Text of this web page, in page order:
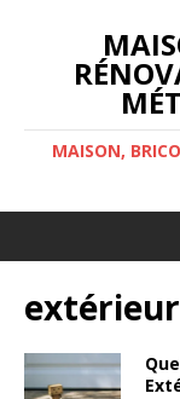
MAISON,
extérieur